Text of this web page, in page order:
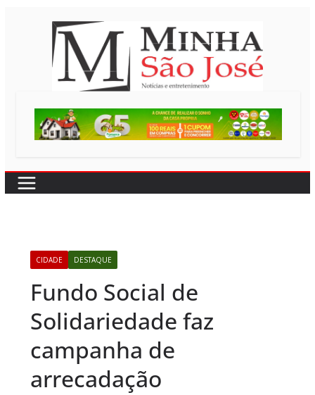
CIDADE DESTAQUE
Fundo Social de
Solidariedade faz
campanha de
arrecadação